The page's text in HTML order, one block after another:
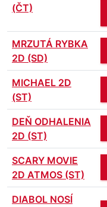
(ČT)
MRZUTÁ RYBKA
2D (SD)
MICHAEL 2D
(ST)
DEŇ ODHALENIA
2D (ST)
SCARY MOVIE
2D ATMOS (ST)
DIABOL NOSÍ